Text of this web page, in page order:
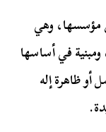
مؤسسها، وهي
في أساسها
أو ظاهرة إله